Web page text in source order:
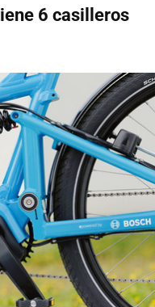
6 casilleros